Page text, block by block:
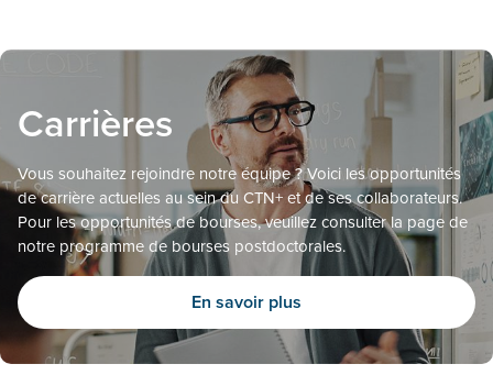
Carrières
Vous souhaitez rejoindre notre équipe ? Voici les opportunités
de carrière actuelles au sein du CTN+ et de ses collaborateurs.
Pour les opportunités de bourses, veuillez consulter la page de
notre programme de bourses postdoctorales.
En savoir plus